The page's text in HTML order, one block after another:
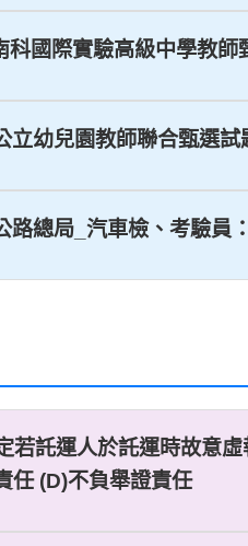
科國際實驗高級中學教
立幼兒園教師聯合甄選
路總局_汽車檢、考驗員
若託運人於託運時故意
任 (D)不負舉證責任